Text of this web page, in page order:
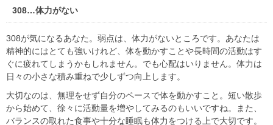
308…体力がない
308が気になるあなた。弱点は、体力がないところです。あなたは
精神的にはとても強いけれど、体を動かすことや長時間の活動はす
ぐに疲れてしまうかもしれません。でも心配はいりません。体力は
日々の小さな積み重ねで少しずつ向上します。
大切なのは、無理をせず自分のペースで体を動かすこと。短い散歩
から始めて、徐々に活動量を増やしてみるのもいいですね。また、
バランスの取れた食事や十分な睡眠も体力をつける上で大切です。